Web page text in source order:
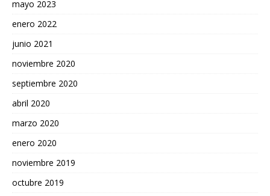
mayo 2023
enero 2022
junio 2021
noviembre 2020
septiembre 2020
abril 2020
marzo 2020
enero 2020
noviembre 2019
octubre 2019